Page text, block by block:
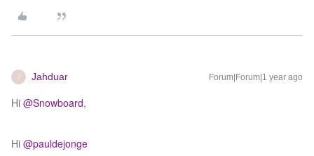
J Jahduar Forum|Forum|1 year ago
Hi @Snowboard,
Hi @pauldejonge